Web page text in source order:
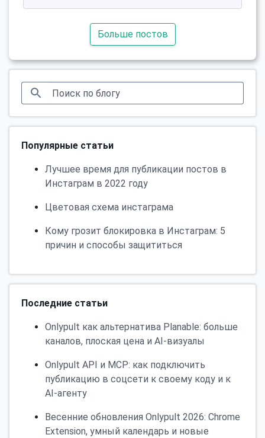
Больше постов
Популярные статьи
Лучшее время для публикации постов в
Инстаграм в 2022 году
Цветовая схема инстаграма
Кому грозит блокировка в Инстаграм: 5
причин и способы защититься
Последние статьи
Onlypult как альтернатива Planable: больше
каналов, плоская цена и AI-визуалы
Onlypult API и MCP: как подключить
публикацию в соцсети к своему коду и к
AI-агенту
Весенние обновления Onlypult 2026: Chrome
Extension, умный календарь и новые